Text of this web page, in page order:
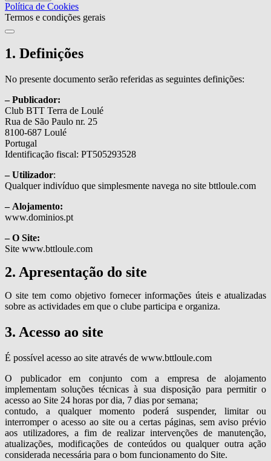
Política de Cookies
Termos e condições gerais
1. Definições
No presente documento serão referidas as seguintes definições:
– Publicador:
Club BTT Terra de Loulé
Rua de São Paulo nr. 25
8100-687 Loulé
Portugal
Identificação fiscal: PT505293528
– Utilizador:
Qualquer indivíduo que simplesmente navega no site bttloule.com
– Alojamento:
www.dominios.pt
– O Site:
Site www.bttloule.com
2. Apresentação do site
O site tem como objetivo fornecer informações úteis e atualizadas
sobre as actividades em que o clube participa e organiza.
3. Acesso ao site
É possível acesso ao site através de www.bttloule.com
O publicador em conjunto com a empresa de alojamento
implementam soluções técnicas à sua disposição para permitir o
acesso ao Site 24 horas por dia, 7 dias por semana;
contudo, a qualquer momento poderá suspender, limitar ou
interromper o acesso ao site ou a certas páginas, sem aviso prévio
aos utilizadores, a fim de realizar intervenções de manutenção,
atualizações, modificações de conteúdos ou qualquer outra ação
considerada necessária para o bom funcionamento do Site.